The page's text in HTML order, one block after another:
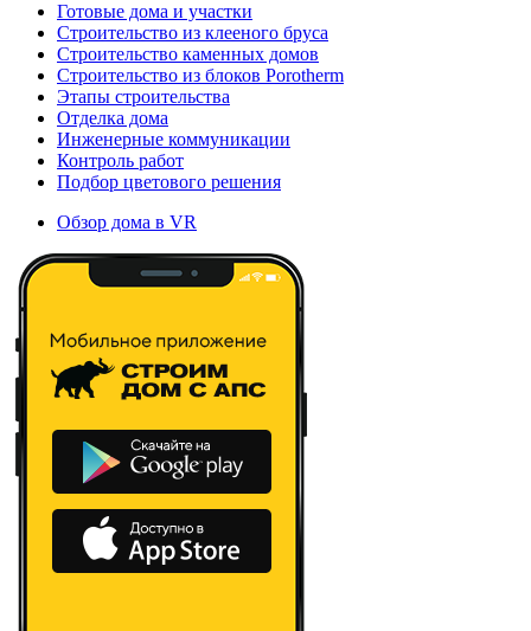
Готовые дома и участки
Строительство из клееного бруса
Строительство каменных домов
Строительство из блоков Porotherm
Этапы строительства
Отделка дома
Инженерные коммуникации
Контроль работ
Подбор цветового решения
Обзор дома в VR